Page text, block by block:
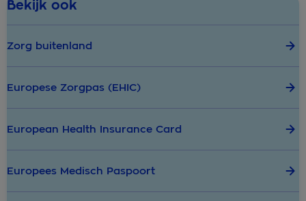
Bekijk ook
Zorg buitenland
Europese Zorgpas (EHIC)
European Health Insurance Card
Europees Medisch Paspoort